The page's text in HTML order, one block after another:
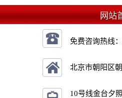
网站
免费咨询热线
北京市朝阳区
10号线金台夕